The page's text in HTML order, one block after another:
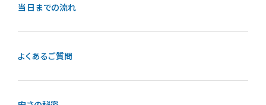
当日までの流れ
よくあるご質問